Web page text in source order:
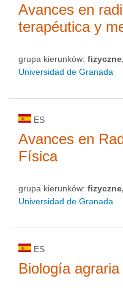
Avances en
terapéutica y
grupa kierunków:
Universidad de Granada
ES
Avances en
Física
grupa kierunków:
Universidad de Granada
ES
Biología